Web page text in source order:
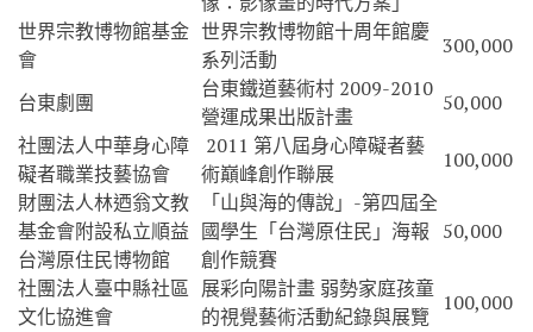
世界宗教博物館基金
會
世界宗教博物館十周年館慶
系列活動
300,000
台東劇團
台東鐵道藝術村 2009-2010
營運成果出版計畫
50,000
社團法人中華身心障
礙者職業技藝協會
2011 第八屆身心障礙者藝
術巔峰創作聯展
100,000
財團法人林迺翁文教
基金會附設私立順益
台灣原住民博物館
「山與海的傳說」-第四屆全
國學生「台灣原住民」海報
創作競賽
50,000
社團法人臺中縣社區
文化協進會
展彩向陽計畫 弱勢家庭孩童
的視覺藝術活動紀錄與展覽
100,000